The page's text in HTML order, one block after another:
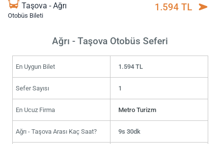
Taşova - Ağrı
Otobüs Bileti
1.594 TL
Ağrı - Taşova Otobüs Seferi
En Uygun Bilet 1.594 TL
Sefer Sayısı 1
En Ucuz Firma Metro Turizm
Ağrı - Taşova Arası Kaç Saat? 9s 30dk